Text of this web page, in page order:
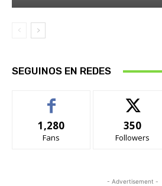
SEGUINOS EN REDES
1,280
Fans
350
Followers
- Advertisement -